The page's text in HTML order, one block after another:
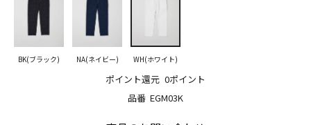
品番 EGM03K
ポイント還元 0ポイント
BK(ブラック) NA(ネイビー) WH(ホワイト)